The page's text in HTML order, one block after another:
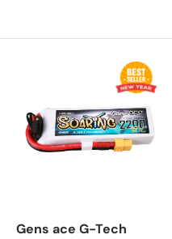
Gens ace G-Tech